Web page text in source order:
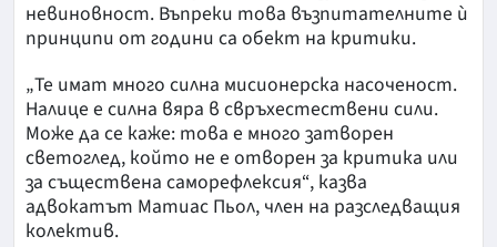
невиновност. Въпреки това възпитателните ѝ
принципи от години са обект на критики.
„Те имат много силна мисионерска насоченост.
Налице е силна вяра в свръхестествени сили.
Може да се каже: това е много затворен
светоглед, който не е отворен за критика или
за съществена саморефлексия“, казва
адвокатът Матиас Пьол, член на разследващия
колектив.